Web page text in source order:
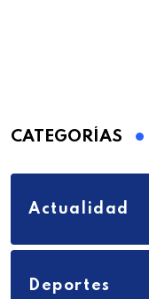
CATEGORÍAS
Actualidad
Deportes